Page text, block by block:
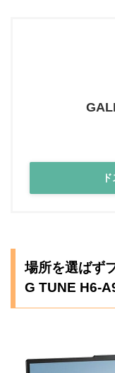
場所を選ばず
G TUNE H6-